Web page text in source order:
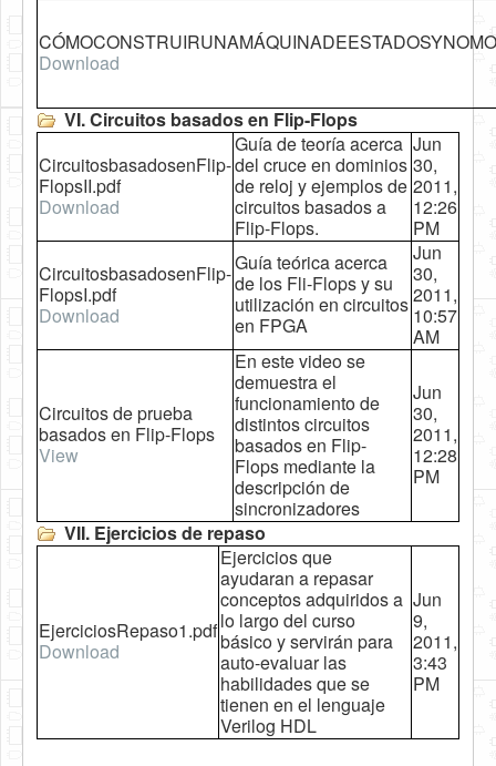
Download
VI. Circuitos basados en Flip-Flops
CircuitosbasadosenFlip-
FlopsII.pdf
Download
Guía de teoría acerca
del cruce en dominios
de reloj y ejemplos de
circuitos basados a
Flip-Flops.
Jun
30,
2011,
12:26
PM
CircuitosbasadosenFlip-
FlopsI.pdf
Download
Guía teórica acerca
de los Fli-Flops y su
utilización en circuitos
en FPGA
Jun
30,
2011,
10:57
AM
Circuitos de prueba
basados en Flip-Flops
View
En este video se
demuestra el
funcionamiento de
distintos circuitos
basados en Flip-
Flops mediante la
descripción de
sincronizadores
Jun
30,
2011,
12:28
PM
VII. Ejercicios de repaso
EjerciciosRepaso1.pdf
Download
Ejercicios que
ayudaran a repasar
conceptos adquiridos a
lo largo del curso
básico y servirán para
auto-evaluar las
habilidades que se
tienen en el lenguaje
Verilog HDL
Jun
9,
2011,
3:43
PM